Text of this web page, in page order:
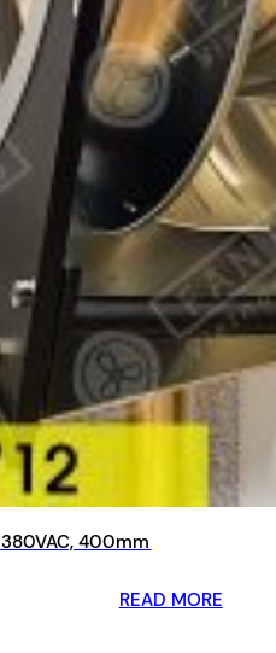
400mm
READ MORE